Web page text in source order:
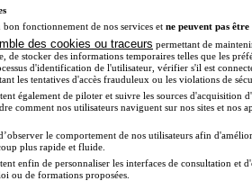
en alternance
bon fonctionnement de nos services et ne peuvent pas être
des cookies ou traceurs permettant de
de stocker des informations temporaires telles que les
d'identification de l'utilisateur, vérifier s'il est
les tentatives d'accès frauduleux ou les violations de
également de piloter et suivre les sources d'acquisition
comment nos utilisateurs naviguent sur nos sites et nos
le comportement de nos utilisateurs afin
plus rapide et fluide.
enfin de personnaliser les interfaces de consultation et
ou de formations proposées.